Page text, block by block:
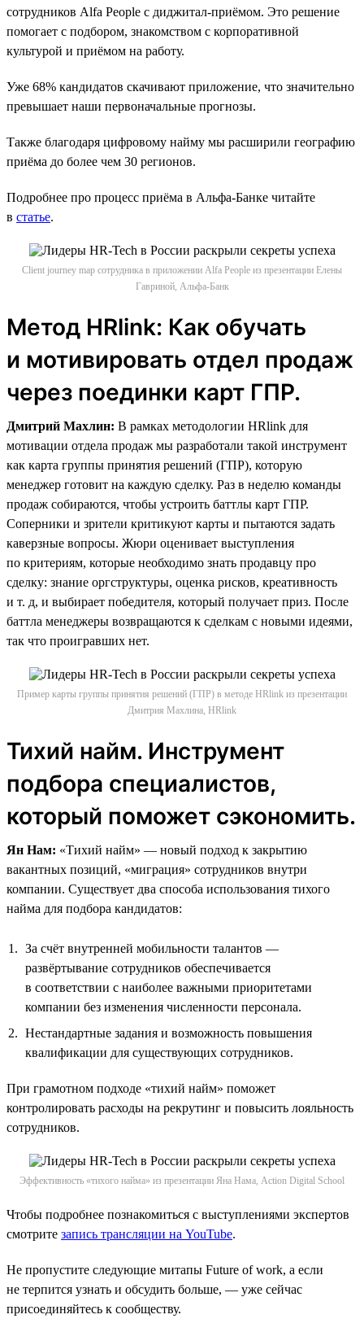
сотрудников Alfa People с диджитал-приёмом. Это решение
помогает с подбором, знакомством с корпоративной
культурой и приёмом на работу.
Уже 68% кандидатов скачивают приложение, что значительно
превышает наши первоначальные прогнозы.
Также благодаря цифровому найму мы расширили географию
приёма до более чем 30 регионов.
Подробнее про процесс приёма в Альфа-Банке читайте
в статье.
Client journey map сотрудника в приложении Alfa People из презентации Елены
Гавриной, Альфа-Банк
Метод HRlink: Как обучать
и мотивировать отдел продаж
через поединки карт ГПР.
Дмитрий Махлин: В рамках методологии HRlink для
мотивации отдела продаж мы разработали такой инструмент
как карта группы принятия решений (ГПР), которую
менеджер готовит на каждую сделку. Раз в неделю команды
продаж собираются, чтобы устроить баттлы карт ГПР.
Соперники и зрители критикуют карты и пытаются задать
каверзные вопросы. Жюри оценивает выступления
по критериям, которые необходимо знать продавцу про
сделку: знание оргструктуры, оценка рисков, креативность
и т. д, и выбирает победителя, который получает приз. После
баттла менеджеры возвращаются к сделкам с новыми идеями,
так что проигравших нет.
Пример карты группы принятия решений (ГПР) в методе HRlink из презентации
Дмитрия Махлина, HRlink
Тихий найм. Инструмент
подбора специалистов,
который поможет сэкономить.
Ян Нам: «Тихий найм» — новый подход к закрытию
вакантных позиций, «миграция» сотрудников внутри
компании. Существует два способа использования тихого
найма для подбора кандидатов:
За счёт внутренней мобильности талантов —
развёртывание сотрудников обеспечивается
в соответствии с наиболее важными приоритетами
компании без изменения численности персонала.
Нестандартные задания и возможность повышения
квалификации для существующих сотрудников.
При грамотном подходе «тихий найм» поможет
контролировать расходы на рекрутинг и повысить лояльность
сотрудников.
Эффективность «тихого найма» из презентации Яна Нама, Action Digital School
Чтобы подробнее познакомиться с выступлениями экспертов
смотрите запись трансляции на YouTube.
Не пропустите следующие митапы Future of work, а если
не терпится узнать и обсудить больше, — уже сейчас
присоединяйтесь к сообществу.